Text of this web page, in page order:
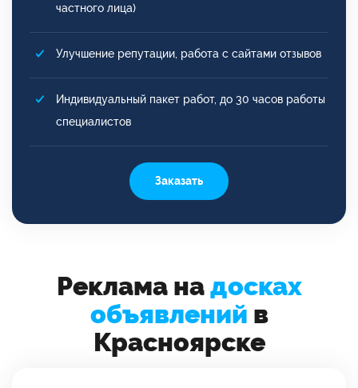
частного лица)
Улучшение репутации, работа с сайтами отзывов
Индивидуальный пакет работ, до 30 часов работы
специалистов
Заказать
Реклама надосках
объявлений в
Красноярске